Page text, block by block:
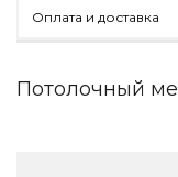
Детская мебель
Коллекции
Оплата и доставка
Потолочный